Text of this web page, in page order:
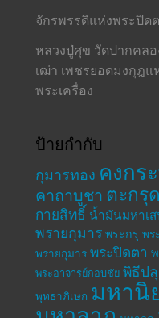
จักรพรรดิแห่งพระปิด
หลวงปู่ศุข วัดปากคล
เฒ่า เพชรยอดมงกุฎแ
พระเครื่อง
ป้ายกำกับ
กุมารทอง คงกร
คาถาบูชา ตะกรุด
กายสิทธิ์ น้ำมันมหาเ
พรายกุมาร พระกรุ พร
พรายกุมาร พระปิดตา
พระอาจารย์กอบชัย พิธีป
พุทธาภิเษก มหานิ